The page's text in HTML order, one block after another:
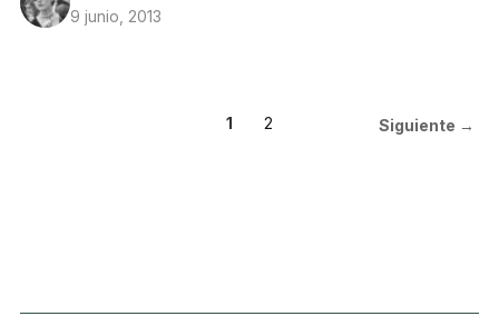
9 junio, 2013
1 2 Siguiente →